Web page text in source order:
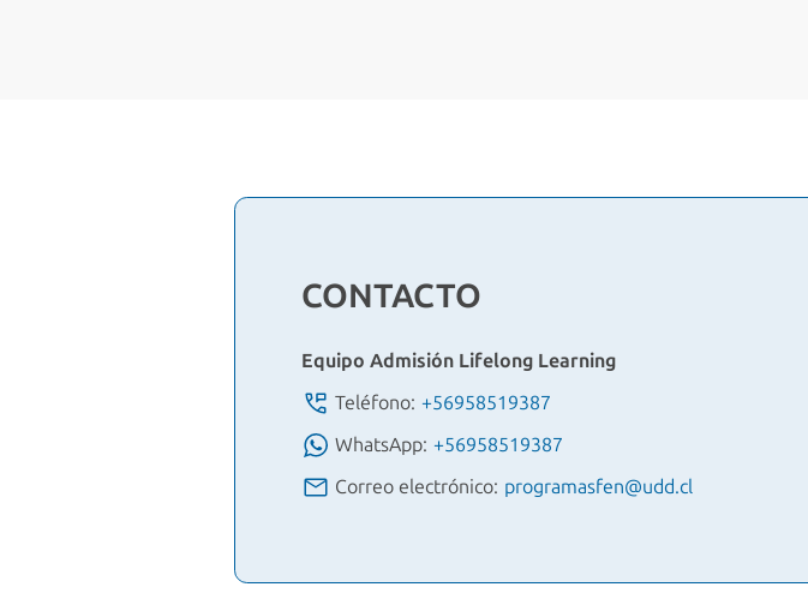
CONTACTO
Equipo Admisión Lifelong Learning
Teléfono: +56958519387
WhatsApp: +56958519387
Correo electrónico: programasfen@udd.cl